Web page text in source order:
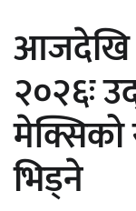
आजदेखि
२०२६ः
मेक्सिको
भिड्ने